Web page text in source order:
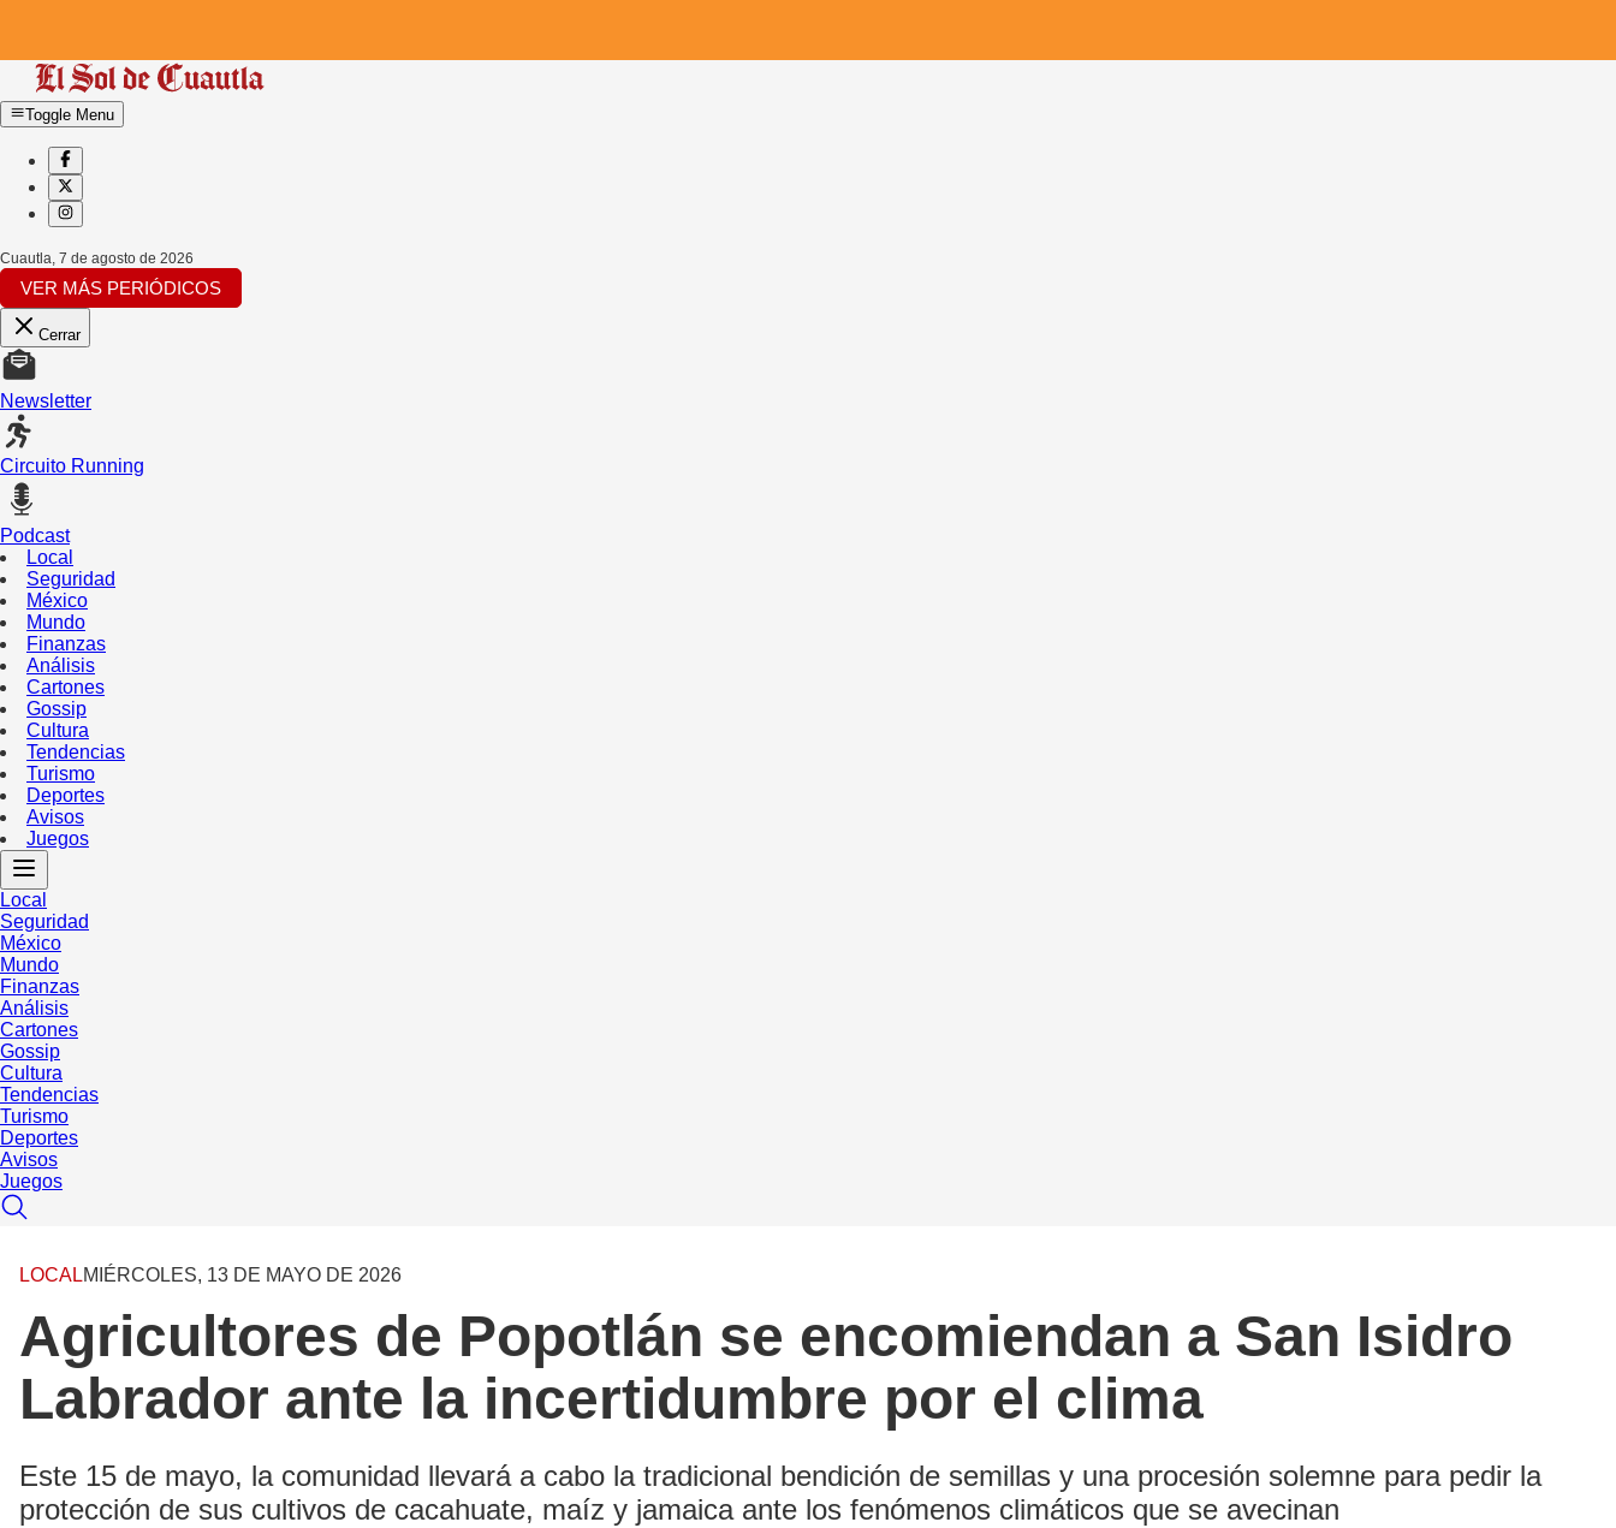
Toggle Menu
Cuautla, 7 de agosto de 2026
VER MÁS PERIÓDICOS
Cerrar
Newsletter
Circuito Running
Podcast
Local
Seguridad
México
Mundo
Finanzas
Análisis
Cartones
Gossip
Cultura
Tendencias
Turismo
Deportes
Avisos
Juegos
Local
Seguridad
México
Mundo
Finanzas
Análisis
Cartones
Gossip
Cultura
Tendencias
Turismo
Deportes
Avisos
Juegos
LOCALMIÉRCOLES, 13 DE MAYO DE 2026
Agricultores de Popotlán se encomiendan a San Isidro
Labrador ante la incertidumbre por el clima
Este 15 de mayo, la comunidad llevará a cabo la tradicional bendición de semillas y una procesión solemne para pedir la
protección de sus cultivos de cacahuate, maíz y jamaica ante los fenómenos climáticos que se avecinan